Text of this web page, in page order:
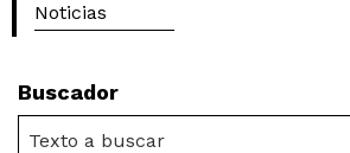
Noticias
Buscador